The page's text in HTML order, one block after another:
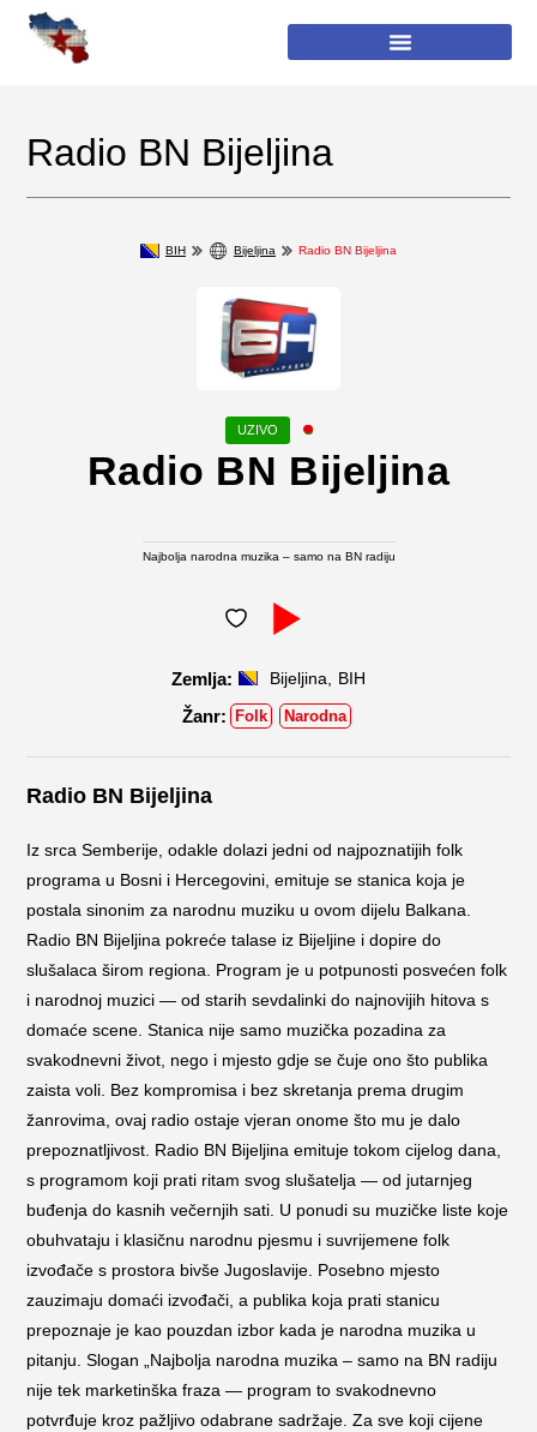
Radio BN Bijeljina
BIH Bijeljina Radio BN Bijeljina
Radio BN Bijeljina
Najbolja narodna muzika – samo na BN radiju
Bijeljina BIH
Folk Narodna
Radio BN Bijeljina
Iz srca Semberije, odakle dolazi jedni od najpoznatijih folk
programa u Bosni i Hercegovini, emituje se stanica koja je
postala sinonim za narodnu muziku u ovom dijelu Balkana.
Radio BN Bijeljina pokreće talase iz Bijeljine i dopire do
slušalaca širom regiona. Program je u potpunosti posvećen folk
i narodnoj muzici — od starih sevdalinki do najnovijih hitova s
domaće scene. Stanica nije samo muzička pozadina za
svakodnevni život, nego i mjesto gdje se čuje ono što publika
zaista voli. Bez kompromisa i bez skretanja prema drugim
žanrovima, ovaj radio ostaje vjeran onome što mu je dalo
prepoznatljivost. Radio BN Bijeljina emituje tokom cijelog dana,
s programom koji prati ritam svog slušatelja — od jutarnjeg
buđenja do kasnih večernjih sati. U ponudi su muzičke liste koje
obuhvataju i klasičnu narodnu pjesmu i suvrijemene folk
izvođače s prostora bivše Jugoslavije. Posebno mjesto
zauzimaju domaći izvođači, a publika koja prati stanicu
prepoznaje je kao pouzdan izbor kada je narodna muzika u
pitanju. Slogan „Najbolja narodna muzika – samo na BN radiju
nije tek marketinška fraza — program to svakodnevno
potvrđuje kroz pažljivo odabrane sadržaje. Za sve koji cijene